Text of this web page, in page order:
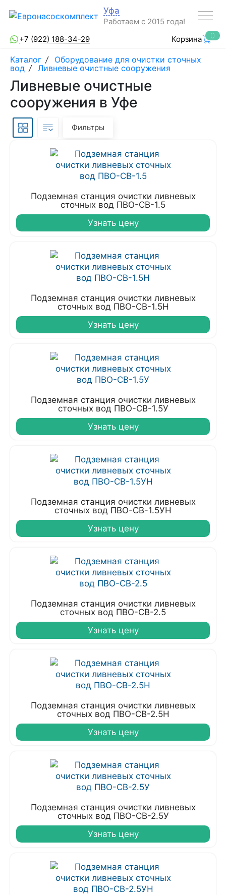
Уфа
Работаем с 2015 года!
+7 (922) 188-34-29
Корзина 0
Каталог / Оборудование для очистки сточных
вод / Ливневые очистные сооружения
Ливневые очистные
сооружения в Уфе
Фильтры
Подземная станция очистки ливневых
сточных вод ПВО-СВ-1.5
Узнать цену
Подземная станция очистки ливневых
сточных вод ПВО-СВ-1.5Н
Узнать цену
Подземная станция очистки ливневых
сточных вод ПВО-СВ-1.5У
Узнать цену
Подземная станция очистки ливневых
сточных вод ПВО-СВ-1.5УН
Узнать цену
Подземная станция очистки ливневых
сточных вод ПВО-СВ-2.5
Узнать цену
Подземная станция очистки ливневых
сточных вод ПВО-СВ-2.5Н
Узнать цену
Подземная станция очистки ливневых
сточных вод ПВО-СВ-2.5У
Узнать цену